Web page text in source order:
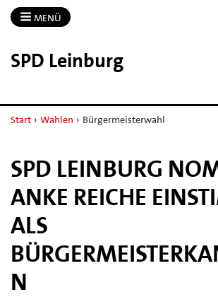
MENÜ
SPD Leinburg
Start › Wahlen › Bürgermeisterwahl
SPD LEINBURG
ANKE REICHE
ALS
N